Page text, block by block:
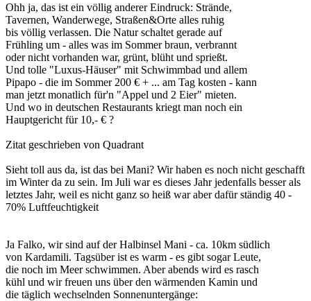
Ohh ja, das ist ein völlig anderer Eindruck: Strände,
Tavernen, Wanderwege, Straßen&Orte alles ruhig
bis völlig verlassen. Die Natur schaltet gerade auf
Frühling um - alles was im Sommer braun, verbrannt
oder nicht vorhanden war, grünt, blüht und sprießt.
Und tolle "Luxus-Häuser" mit Schwimmbad und allem
Pipapo - die im Sommer 200 € + ... am Tag kosten - kann
man jetzt monatlich für'n "Appel und 2 Eier" mieten.
Und wo in deutschen Restaurants kriegt man noch ein
Hauptgericht für 10,- € ?
Zitat geschrieben von Quadrant
Sieht toll aus da, ist das bei Mani? Wir haben es noch nicht geschafft
im Winter da zu sein. Im Juli war es dieses Jahr jedenfalls besser als
letztes Jahr, weil es nicht ganz so heiß war aber dafür ständig 40 -
70% Luftfeuchtigkeit
Ja Falko, wir sind auf der Halbinsel Mani - ca. 10km südlich
von Kardamili. Tagsüber ist es warm - es gibt sogar Leute,
die noch im Meer schwimmen. Aber abends wird es rasch
kühl und wir freuen uns über den wärmenden Kamin und
die täglich wechselnden Sonnenuntergänge: